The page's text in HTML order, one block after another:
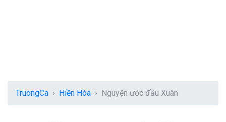
TruongCa Hiền Hòa Nguyện ước đầu Xuân